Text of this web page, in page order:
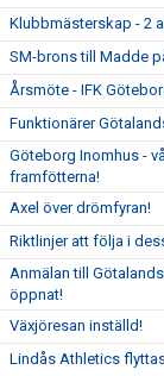
Klubbmästerskap - 2
SM-brons till Madde
Årsmöte - IFK
Funktionärer
Göteborg Inomhus -
framfötterna!
Axel över drömfyran!
Riktlinjer att följa i
Anmälan till
öppnat!
Växjöresan inställd!
Lindås Athletics